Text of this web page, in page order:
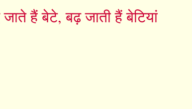
हैं बेटे, बढ़ जाती हैं बेटियां